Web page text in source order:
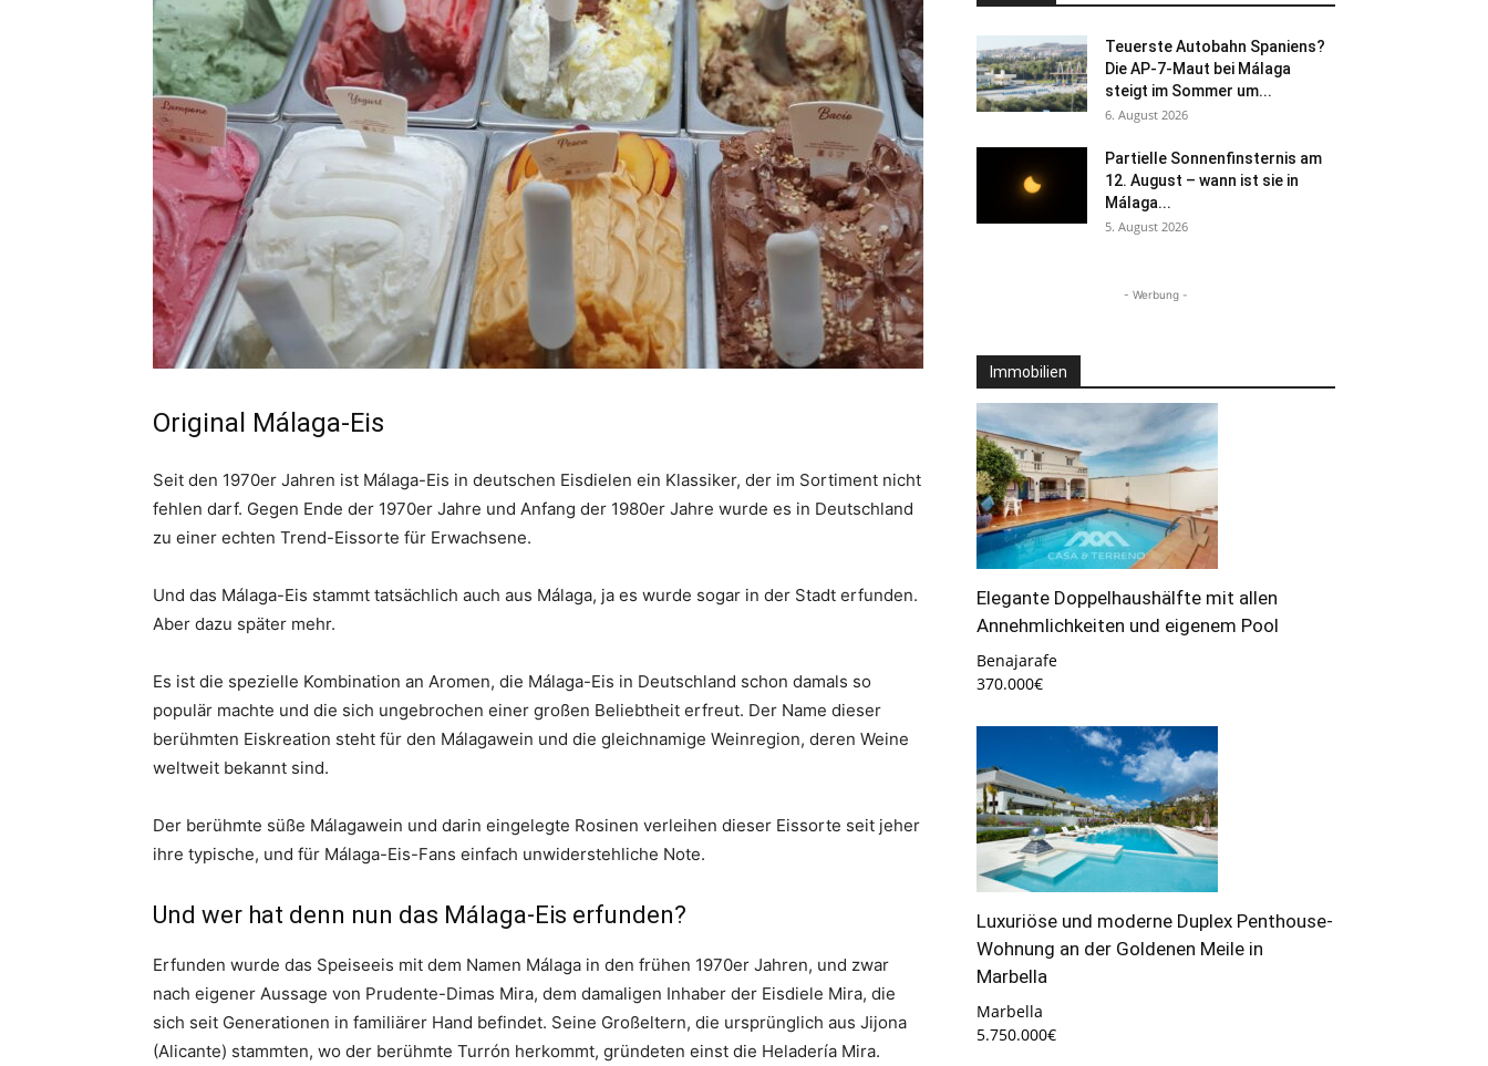
Original Málaga-Eis
Seit den 1970er Jahren ist Málaga-Eis in deutschen Eisdielen ein Klassiker, der im Sortiment nicht
fehlen darf. Gegen Ende der 1970er Jahre und Anfang der 1980er Jahre wurde es in Deutschland
zu einer echten Trend-Eissorte für Erwachsene.
Und das Málaga-Eis stammt tatsächlich auch aus Málaga, ja es wurde sogar in der Stadt erfunden.
Aber dazu später mehr.
Es ist die spezielle Kombination an Aromen, die Málaga-Eis in Deutschland schon damals so
populär machte und die sich ungebrochen einer großen Beliebtheit erfreut. Der Name dieser
berühmten Eiskreation steht für den Málagawein und die gleichnamige Weinregion, deren Weine
weltweit bekannt sind.
Der berühmte süße Málagawein und darin eingelegte Rosinen verleihen dieser Eissorte seit jeher
ihre typische, und für Málaga-Eis-Fans einfach unwiderstehliche Note.
Und wer hat denn nun das Málaga-Eis erfunden?
Erfunden wurde das Speiseeis mit dem Namen Málaga in den frühen 1970er Jahren, und zwar
nach eigener Aussage von Prudente-Dimas Mira, dem damaligen Inhaber der Eisdiele Mira, die
sich seit Generationen in familiärer Hand befindet. Seine Großeltern, die ursprünglich aus Jijona
(Alicante) stammten, wo der berühmte Turrón herkommt, gründeten einst die Heladería Mira.
Teuerste Autobahn Spaniens?
Die AP-7-Maut bei Málaga
steigt im Sommer um...
6. August 2026
Partielle Sonnenfinsternis am
12. August – wann ist sie in
Málaga...
5. August 2026
- Werbung -
Immobilien
Elegante Doppelhaushälfte mit allen
Annehmlichkeiten und eigenem Pool
Benajarafe
370.000€
Luxuriöse und moderne Duplex Penthouse-
Wohnung an der Goldenen Meile in
Marbella
Marbella
5.750.000€